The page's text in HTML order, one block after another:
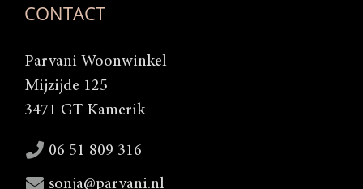
CONTACT
Parvani Woonwinkel
Mijzijde 125
3471 GT Kamerik
06 51 809 316
sonja@parvani.nl